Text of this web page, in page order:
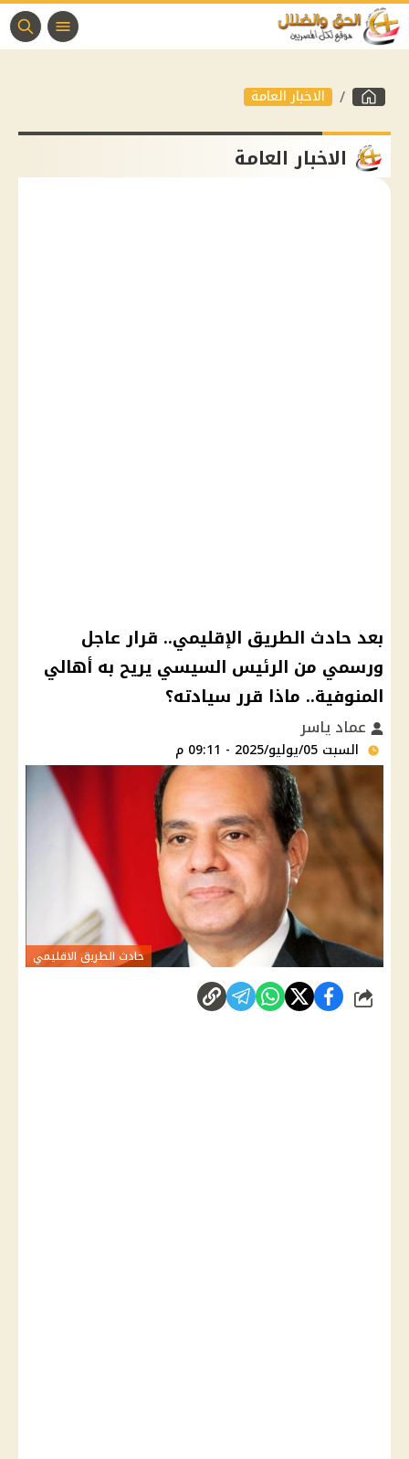
الاخبار العامة
الاخبار العامة
بعد حادث الطريق الإقليمي.. قرار عاجل
ورسمي من الرئيس السيسي يريح به أهالي
المنوفية.. ماذا قرر سيادته؟
عماد ياسر
السبت 05/يوليو/2025 - 09:11 م
حادث الطريق الاقليمي
شارك